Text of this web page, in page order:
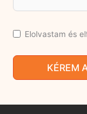
Elolvastam és
KÉREM